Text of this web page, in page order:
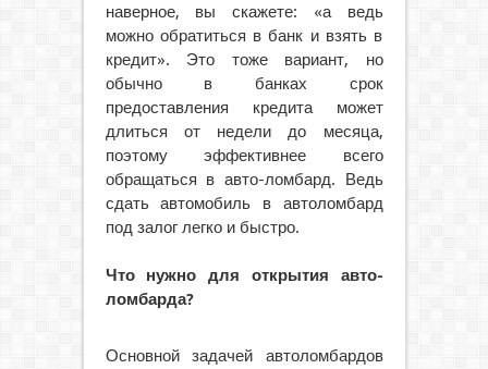
наверное, вы скажете: «а ведь
можно обратиться в банк и взять в
кредит». Это тоже вариант, но
обычно в банках срок
предоставления кредита может
длиться от недели до месяца,
поэтому эффективнее всего
обращаться в авто-ломбард. Ведь
сдать автомобиль в автоломбард
под залог легко и быстро.
Что нужно для открытия авто-
ломбарда?
Основной задачей автоломбардов